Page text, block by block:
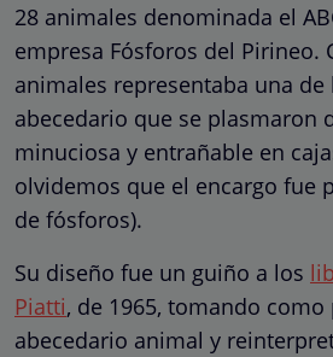
28 animales denominada el
empresa Fósforos del Pirineo.
animales representaba una de
abecedario que se plasmaron
minuciosa y entrañable en
olvidemos que el encargo fue
de fósforos).
Su diseño fue un guiño a los
Piatti, de 1965, tomando
abecedario animal y